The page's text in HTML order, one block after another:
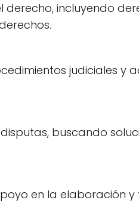
incluyendo
judiciales y
buscando
en la elaboración